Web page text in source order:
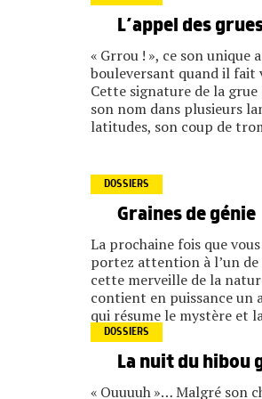
L’appel des
« Grrou ! », ce son unique
bouleversant quand il
Cette signature de la grue
son nom dans plusieurs
latitudes, son coup de
DOSSIERS
Graines de génie
La prochaine fois que
portez attention à l’un de
cette merveille de la
contient en puissance un
qui résume le mystère et
DOSSIERS
La nuit du hibou
« Ouuuuh »… Malgré son